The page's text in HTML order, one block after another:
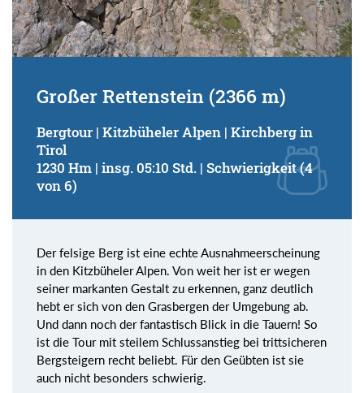
Großer Rettenstein (2366 m)
Bergtour | Kitzbüheler Alpen | Kirchberg in
Tirol
1230 Hm | insg. 05:10 Std. | Schwierigkeit (4
von 6)
Der felsige Berg ist eine echte Ausnahmeerscheinung
in den Kitzbüheler Alpen. Von weit her ist er wegen
seiner markanten Gestalt zu erkennen, ganz deutlich
hebt er sich von den Grasbergen der Umgebung ab.
Und dann noch der fantastisch Blick in die Tauern! So
ist die Tour mit steilem Schlussanstieg bei trittsicheren
Bergsteigern recht beliebt. Für den Geübten ist sie
auch nicht besonders schwierig.